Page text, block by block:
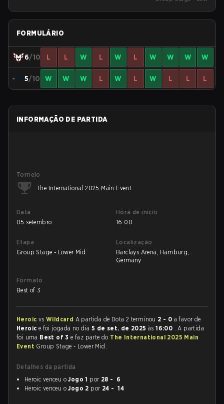
FORMULÁRIO
6/10 L L W L W L W W W W
5/10 W W W L W L W L L L
INFORMAÇÃO DE PARTIDA
Torneio
The International 2025 Main Event
Data
05 setembro
Hora de início
16:00
Etapa
Group Stage - Lower Mid
Localização
Barclays Arena, Hamburg,
Germany
Formato
Best of 3
Heroic vsWildcard A partida de Dota 2 terminou 2 - 0 a favor de
Heroic e foi jogada no dia 5 de set. de 2025às16:00 . A partida
foi uma Best of 3e faz parte do The International 2025 Main
Event Group Stage - Lower Mid.
Detalhes da partida
Heroic venceu oJogo 1 por 28 - 6
Heroic venceu oJogo 2 por 24 - 14